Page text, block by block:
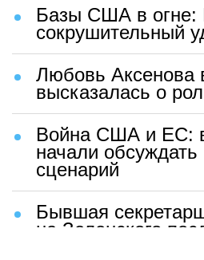
Базы США в огне:
сокрушительный
Любовь Аксенова
высказалась о
Война США и ЕС:
начали
сценарий
Бывшая
на Зеленского